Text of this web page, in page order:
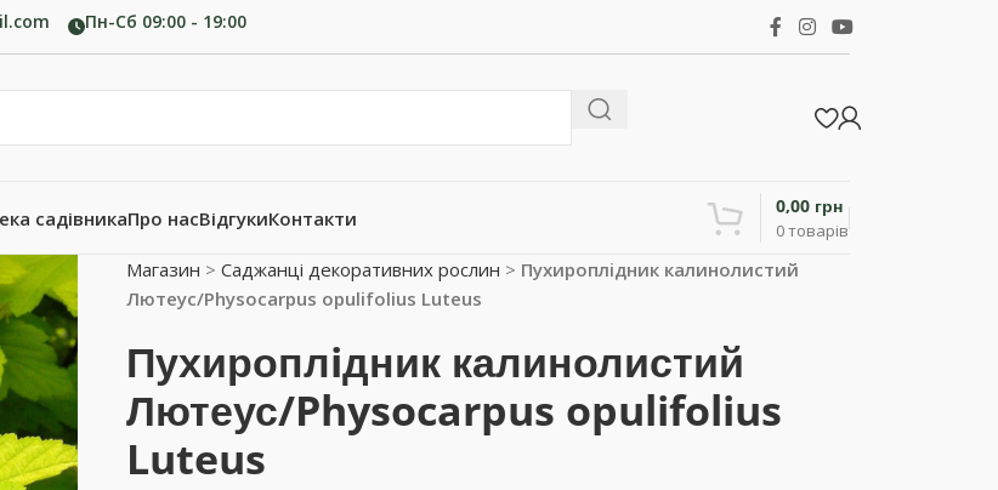
Пн-Сб 09:00 - 19:00
садівникаПро насВідгукиКонтакти
0товарів
0,00 грн
Магазин > Саджанці декоративних рослин > Пухироплiдник калинолистий
Лютеус/Physocarpus opulifolius Luteus
Пухироплiдник калинолистий
Лютеус/Physocarpus opulifolius
Luteus